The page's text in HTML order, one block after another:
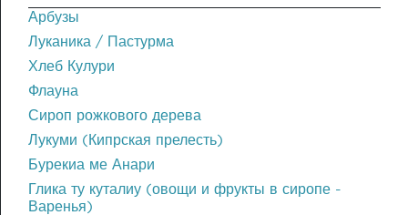
Арбузы
Луканика / Пастурма
Хлеб Кулури
Флауна
Сироп рожкового дерева
Лукуми (Кипрская прелесть)
Бурекиа ме Анари
Глика ту куталиу (овощи и фрукты в сиропе -
Варенья)